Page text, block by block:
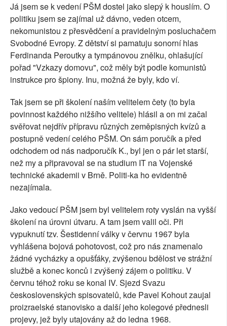
Já jsem se k vedení PŠM dostel jako slepý k houslím. O
politiku jsem se zajímal už dávno, veden otcem,
nekomunistou z přesvědčení a pravidelným posluchačem
Svobodné Evropy. Z dětství si pamatuju sonorní hlas
Ferdinanda Peroutky a tympánovou znělku, ohlašující
pořad "Vzkazy domovu", což měly být podle komunistů
instrukce pro špiony. Inu, možná že byly, kdo ví.
Tak jsem se při školení naším velitelem čety (to byla
povinnost každého nižšího velitele) hlásil a on mi začal
svěřovat nejdřív přípravu různých zeměpisných kvízů a
postupně vedení celého PŠM. On sám poručík a před
odchodem od nás nadporučík K., byl jen o pár let starší,
než my a připravoval se na studium IT na Vojenské
technické akademii v Brně. Politi-ka ho evidentně
nezajímala.
Jako vedoucí PŠM jsem byl velitelem roty vyslán na vyšší
školení na úrovni útvaru. A tam jsem valil oči. Při
vypuknutí tzv. Šestidenní války v červnu 1967 byla
vyhlášena bojová pohotovost, což pro nás znamenalo
žádné vycházky a opušťáky, zvýšenou bdělost ve strážní
službě a konec konců i zvýšený zájem o politiku. V
červnu téhož roku se konal IV. Sjezd Svazu
československých spisovatelů, kde Pavel Kohout zaujal
proizraelské stanovisko a další jeho kolegové přednesli
projevy, jež byly utajovány až do ledna 1968.